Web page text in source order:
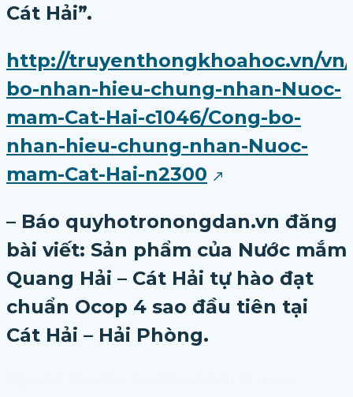
Cát Hải”.
http://truyenthongkhoahoc.vn/
bo-nhan-hieu-chung-nhan-Nuoc-
mam-Cat-Hai-c1046/Cong-bo-
nhan-hieu-chung-nhan-Nuoc-
mam-Cat-Hai-n2300
– Báo quyhotronongdan.vn đăng
bài viết: Sản phẩm của Nước mắm
Quang Hải – Cát Hải tự hào đạt
chuẩn Ocop 4 sao đầu tiên tại
Cát Hải – Hải Phòng.